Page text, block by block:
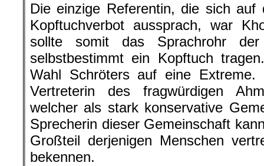
Die einzige Referentin, die sich auf
Kopftuchverbot aussprach, war
sollte somit das Sprachrohr
selbstbestimmt ein Kopftuch
Wahl Schröters auf eine
Vertreterin des fragwürdigen
welcher als stark konservative
Sprecherin dieser Gemeinschaft
Großteil derjenigen Menschen
bekennen.